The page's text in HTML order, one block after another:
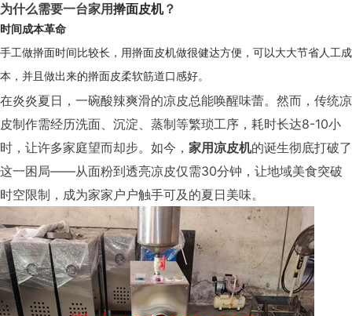
为什么需要一台家用擀面皮机？
时间成本革命
手工做擀面时间比较长，用擀面皮机做很健达方便，可以大大节省人工成
本，并且做出来的擀面皮柔软筋道口感好。
在炎炎夏日，一碗酸辣爽滑的凉皮总能唤醒味蕾。然而，传统凉
皮制作需经历洗面、沉淀、蒸制等繁琐工序，耗时长达8-10小
时，让许多家庭望而却步。如今， 家用凉皮机的诞生彻底打破了
这一困局——从面粉到透亮凉皮仅需30分钟，让地域美食突破
时空限制，成为家家户户触手可及的夏日美味。